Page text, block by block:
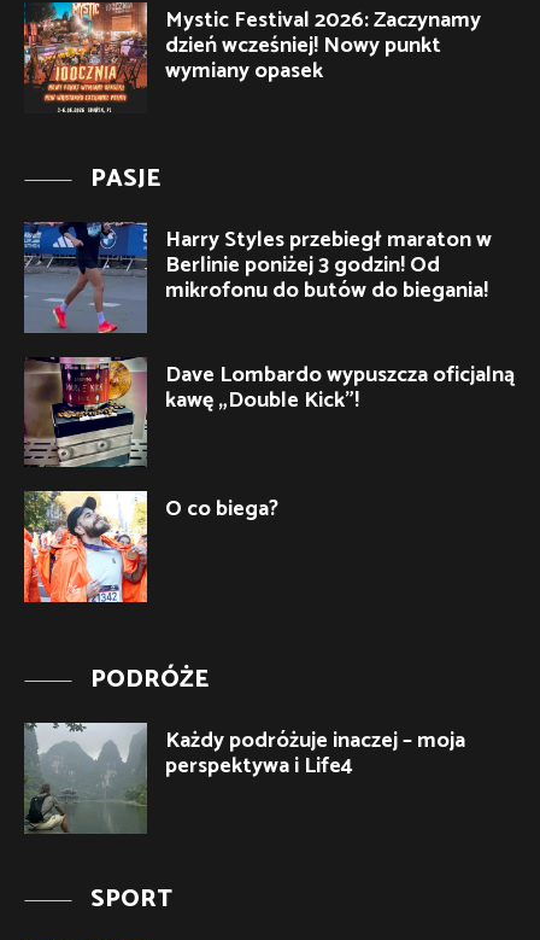
Mystic Festival 2026: Zaczynamy
dzień wcześniej! Nowy punkt
wymiany opasek
PASJE
Harry Styles przebiegł maraton w
Berlinie poniżej 3 godzin! Od
mikrofonu do butów do biegania!
Dave Lombardo wypuszcza oficjalną
kawę „Double Kick”!
O co biega?
PODRÓŻE
Każdy podróżuje inaczej – moja
perspektywa i Life4
SPORT